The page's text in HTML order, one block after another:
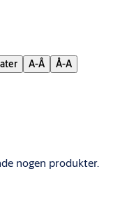
A-Å Å-A
nogen produkter.